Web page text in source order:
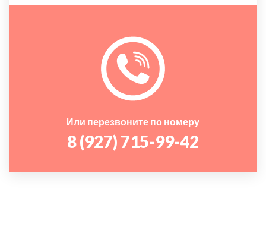
Или перезвоните по номеру
8 (927) 715-99-42